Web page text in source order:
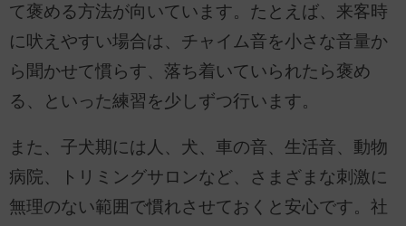
て褒める方法が向いています。たとえば、来客時
に吠えやすい場合は、チャイム音を小さな音量か
ら聞かせて慣らす、落ち着いていられたら褒め
る、といった練習を少しずつ行います。
また、子犬期には人、犬、車の音、生活音、動物
病院、トリミングサロンなど、さまざまな刺激に
無理のない範囲で慣れさせておくと安心です。社